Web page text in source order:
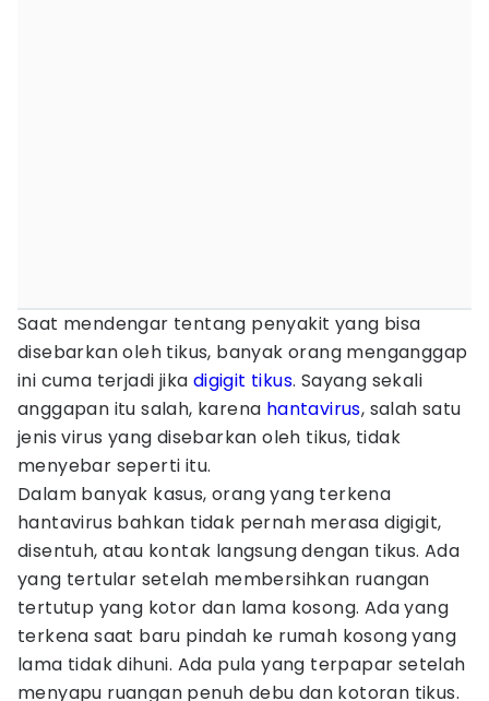
Saat mendengar tentang penyakit yang bisa
disebarkan oleh tikus, banyak orang menganggap
ini cuma terjadi jika digigit tikus. Sayang sekali
anggapan itu salah, karena hantavirus, salah satu
jenis virus yang disebarkan oleh tikus, tidak
menyebar seperti itu.
Dalam banyak kasus, orang yang terkena
hantavirus bahkan tidak pernah merasa digigit,
disentuh, atau kontak langsung dengan tikus. Ada
yang tertular setelah membersihkan ruangan
tertutup yang kotor dan lama kosong. Ada yang
terkena saat baru pindah ke rumah kosong yang
lama tidak dihuni. Ada pula yang terpapar setelah
menyapu ruangan penuh debu dan kotoran tikus.